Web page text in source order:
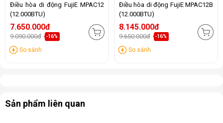
Điều hòa di động FujiE MPAC12
(12.000BTU)
7.650.000đ
9.090.000đ -16%
So sánh
Điều hòa di động FujiE MPAC12B
(12.000BTU)
8.145.000đ
9.650.000đ -16%
So sánh
Sản phẩm liên quan